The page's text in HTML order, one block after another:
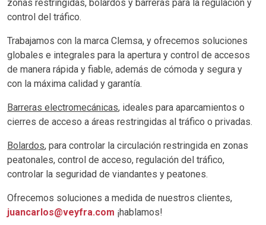
zonas restringidas, bolardos y barreras para la regulación y
control del tráfico.
Trabajamos con la marca Clemsa, y ofrecemos soluciones
globales e integrales para la apertura y control de accesos
de manera rápida y fiable, además de cómoda y segura y
con la máxima calidad y garantía.
Barreras electromecánicas, ideales para aparcamientos o
cierres de acceso a áreas restringidas al tráfico o privadas.
Bolardos, para controlar la circulación restringida en zonas
peatonales, control de acceso, regulación del tráfico,
controlar la seguridad de viandantes y peatones.
Ofrecemos soluciones a medida de nuestros clientes,
juancarlos@veyfra.com ¡hablamos!